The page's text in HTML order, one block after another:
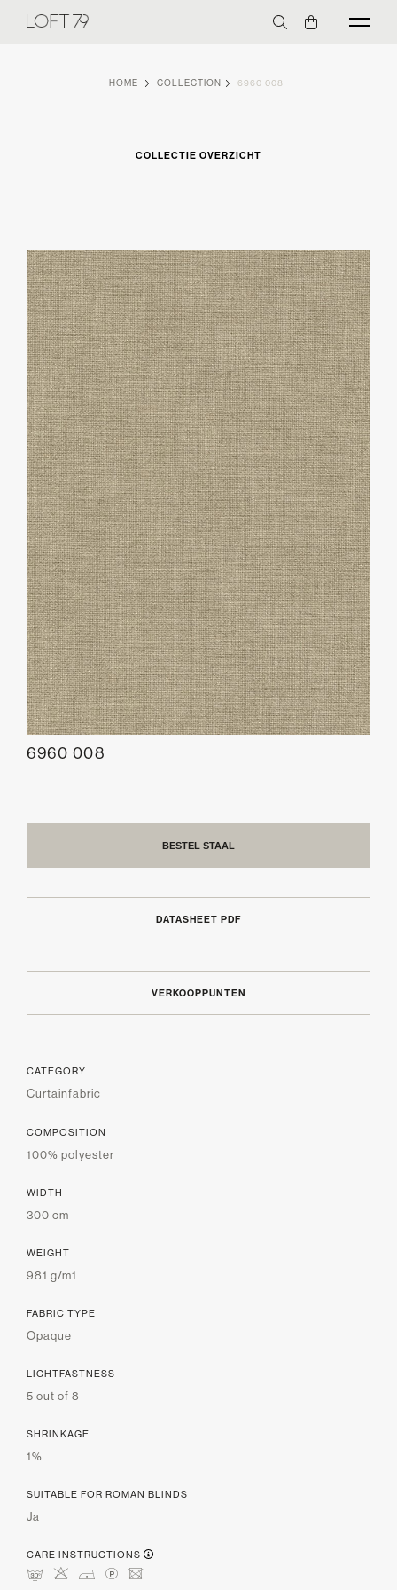
HOME COLLECTION 6960 008
COLLECTIE OVERZICHT
6960 008
BESTEL STAAL
DATASHEET PDF
VERKOOPPUNTEN
CATEGORY
Curtainfabric
COMPOSITION
100% polyester
WIDTH
300 cm
WEIGHT
981 g/m1
FABRIC TYPE
Opaque
LIGHTFASTNESS
5 out of 8
SHRINKAGE
1%
SUITABLE FOR ROMAN BLINDS
Ja
CARE INSTRUCTIONS
mHDLU